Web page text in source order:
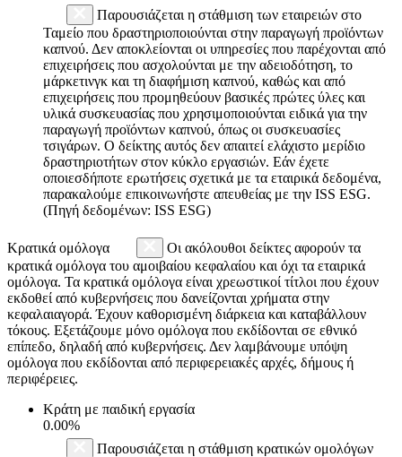
Παρουσιάζεται η στάθμιση των εταιρειών στο
Ταμείο που δραστηριοποιούνται στην παραγωγή προϊόντων
καπνού. Δεν αποκλείονται οι υπηρεσίες που παρέχονται από
επιχειρήσεις που ασχολούνται με την αδειοδότηση, το
μάρκετινγκ και τη διαφήμιση καπνού, καθώς και από
επιχειρήσεις που προμηθεύουν βασικές πρώτες ύλες και
υλικά συσκευασίας που χρησιμοποιούνται ειδικά για την
παραγωγή προϊόντων καπνού, όπως οι συσκευασίες
τσιγάρων. Ο δείκτης αυτός δεν απαιτεί ελάχιστο μερίδιο
δραστηριοτήτων στον κύκλο εργασιών. Εάν έχετε
οποιεσδήποτε ερωτήσεις σχετικά με τα εταιρικά δεδομένα,
παρακαλούμε επικοινωνήστε απευθείας με την ISS ESG.
(Πηγή δεδομένων: ISS ESG)
Κρατικά ομόλογα
Οι ακόλουθοι δείκτες αφορούν τα
κρατικά ομόλογα του αμοιβαίου κεφαλαίου και όχι τα εταιρικά
ομόλογα. Τα κρατικά ομόλογα είναι χρεωστικοί τίτλοι που έχουν
εκδοθεί από κυβερνήσεις που δανείζονται χρήματα στην
κεφαλαιαγορά. Έχουν καθορισμένη διάρκεια και καταβάλλουν
τόκους. Εξετάζουμε μόνο ομόλογα που εκδίδονται σε εθνικό
επίπεδο, δηλαδή από κυβερνήσεις. Δεν λαμβάνουμε υπόψη
ομόλογα που εκδίδονται από περιφερειακές αρχές, δήμους ή
περιφέρειες.
Κράτη με παιδική εργασία
0.00%
Παρουσιάζεται η στάθμιση κρατικών ομολόγων